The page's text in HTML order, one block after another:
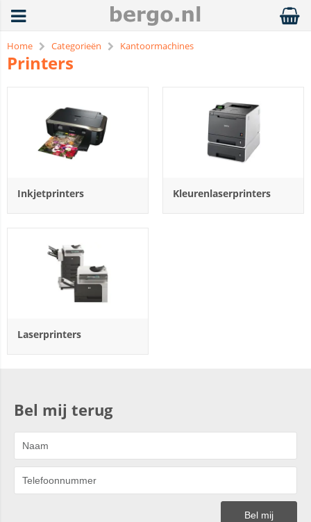
Home Categorieën Kantoormachines
Printers
Inkjetprinters Kleurenlaserprinters
Laserprinters
Bel mij terug